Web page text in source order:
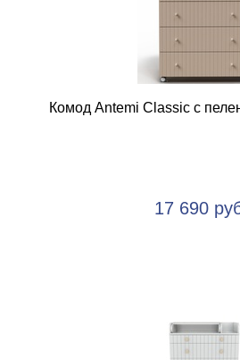
Комод Antemi Classic с
17 690